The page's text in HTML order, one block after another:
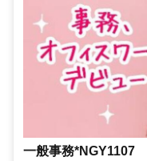
一般事務*NGY1107